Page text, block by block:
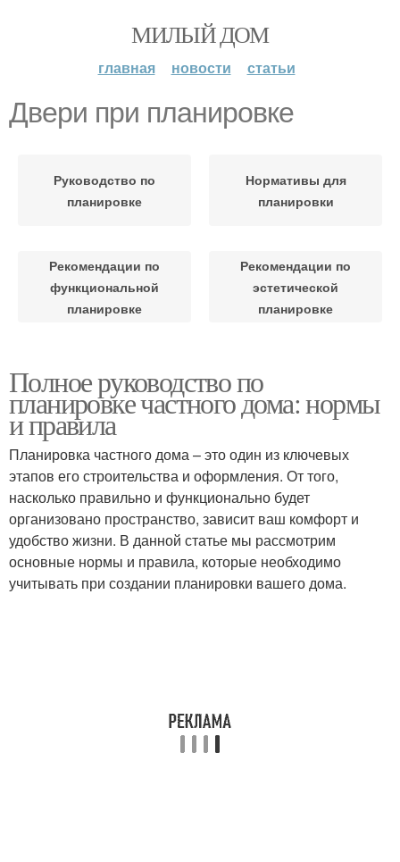
МИЛЫЙ ДОМ
главная новости статьи
Двери при планировке
Руководство по
планировке
Нормативы для
планировки
Рекомендации по
функциональной
планировке
Рекомендации по
эстетической
планировке
Полное руководство по
планировке частного дома: нормы
и правила
Планировка частного дома – это один из ключевых
этапов его строительства и оформления. От того,
насколько правильно и функционально будет
организовано пространство, зависит ваш комфорт и
удобство жизни. В данной статье мы рассмотрим
основные нормы и правила, которые необходимо
учитывать при создании планировки вашего дома.